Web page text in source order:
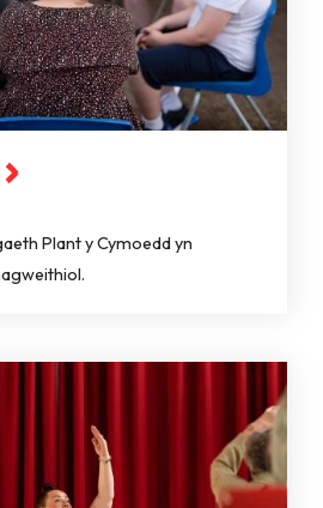
Plant y Cymoedd yn